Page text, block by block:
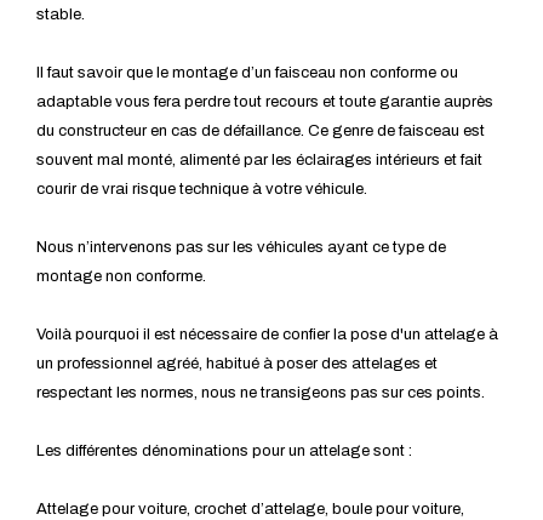
stable.
Il faut savoir que le montage d’un faisceau non conforme ou
adaptable vous fera perdre tout recours et toute garantie auprès
du constructeur en cas de défaillance. Ce genre de faisceau est
souvent mal monté, alimenté par les éclairages intérieurs et fait
courir de vrai risque technique à votre véhicule.
Nous n’intervenons pas sur les véhicules ayant ce type de
montage non conforme.
Voilà pourquoi il est nécessaire de confier la pose d'un attelage à
un professionnel agréé, habitué à poser des attelages et
respectant les normes, nous ne transigeons pas sur ces points.
Les différentes dénominations pour un attelage sont :
Attelage pour voiture, crochet d’attelage, boule pour voiture,